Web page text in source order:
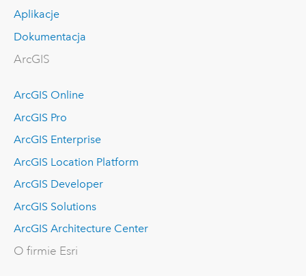
Aplikacje
Dokumentacja
ArcGIS
ArcGIS Online
ArcGIS Pro
ArcGIS Enterprise
ArcGIS Location Platform
ArcGIS Developer
ArcGIS Solutions
ArcGIS Architecture Center
O firmie Esri